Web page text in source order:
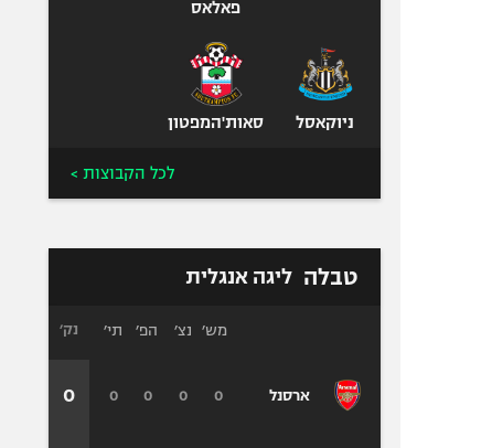
פאלאס
ניוקאסל סאות'המפטון
לכל הקבוצות >
טבלה ליגה אנגלית
ארסנל
מש׳ נצ׳ הפ׳ תי׳
0
0
0
0
נק׳
0